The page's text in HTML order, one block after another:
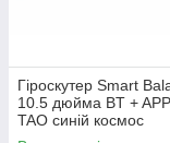
Гіроскутер Smart
10.5 дюйма BT +
TAO синій космос